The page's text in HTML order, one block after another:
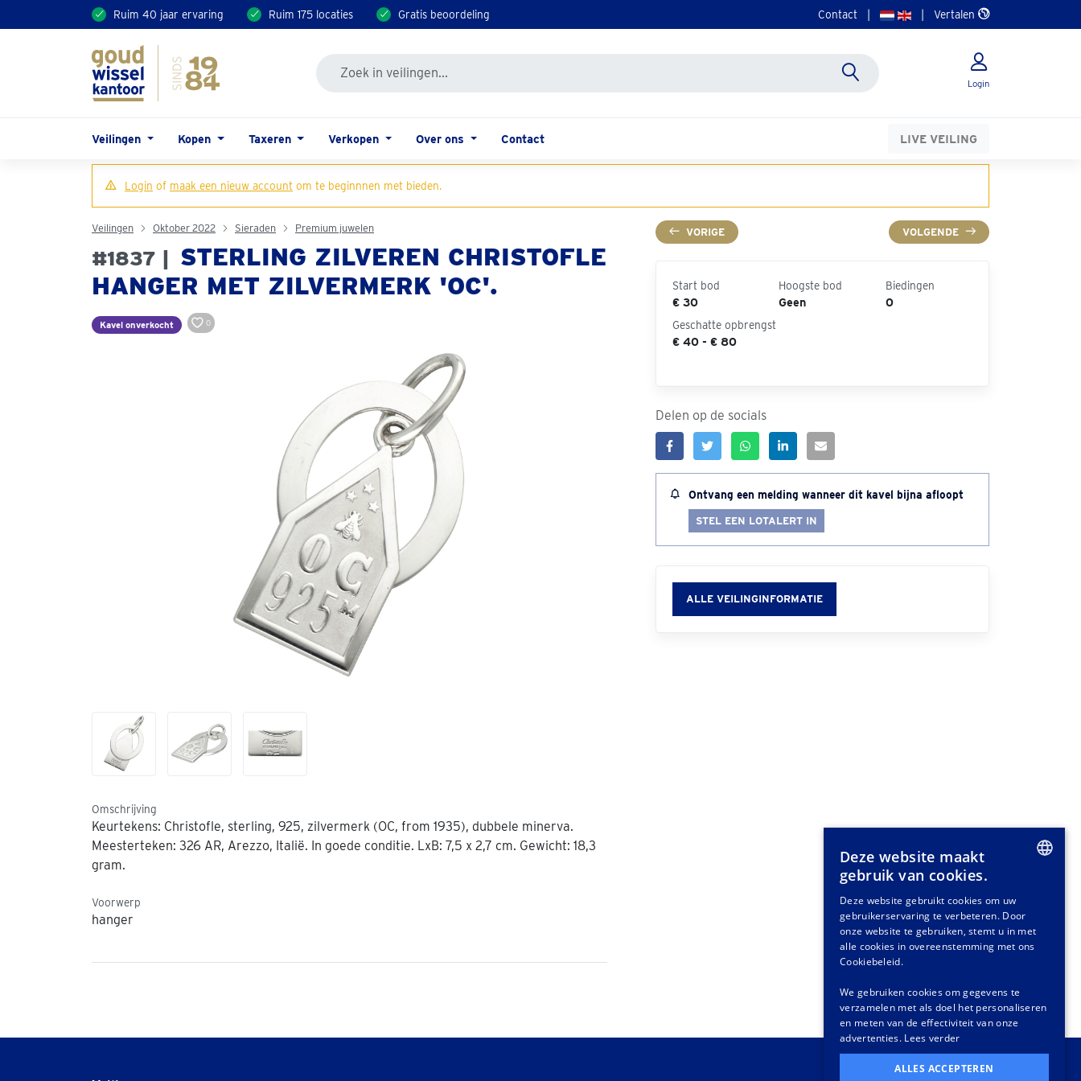
Ruim 40 jaar ervaring Ruim 175 locaties Gratis beoordeling Contact Vertalen
Login
Veilingen Kopen Taxeren Verkopen Over ons Contact LIVE VEILING
Login of maak een nieuw account om te beginnnen met bieden.
VORIGE VOLGENDE
Veilingen Oktober 2022 Sieraden Premium juwelen
#1837 |
STERLING ZILVEREN CHRISTOFLE
HANGER MET ZILVERMERK 'OC'.
Kavel onverkocht 0
Omschrijving
Keurtekens: Christofle, sterling, 925, zilvermerk (OC, from 1935), dubbele minerva.
Meesterteken: 326 AR, Arezzo, Italië. In goede conditie. LxB: 7,5 x 2,7 cm. Gewicht: 18,3
gram.
Voorwerp
hanger
Start bod
€ 30
Hoogste bod
Geen
Biedingen
0
Geschatte opbrengst
€ 40 - € 80
Delen op de socials
Ontvang een melding wanneer dit kavel bijna afloopt
STEL EEN LOTALERT IN
ALLE VEILINGINFORMATIE
GERMAN
FRENCH
Deze website maakt
gebruik van cookies.
Deze website gebruikt cookies om uw
gebruikerservaring te verbeteren. Door
onze website te gebruiken, stemt u in met
alle cookies in overeenstemming met ons
Cookiebeleid.
We gebruiken cookies om gegevens te
verzamelen met als doel het personaliseren
en meten van de effectiviteit van onze
advertenties. Lees verder
ALLES ACCEPTEREN